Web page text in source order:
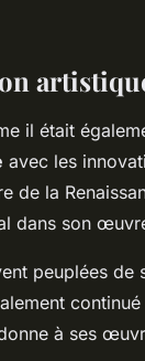
il était
avec les
de la
dans son
peuplées de
à ses